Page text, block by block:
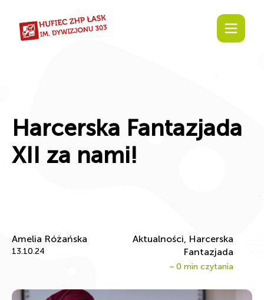
Harcerska Fantazjada
XII za nami!
Amelia Różańska
13.10.24
Aktualności, Harcerska
Fantazjada
~ 0 min czytania